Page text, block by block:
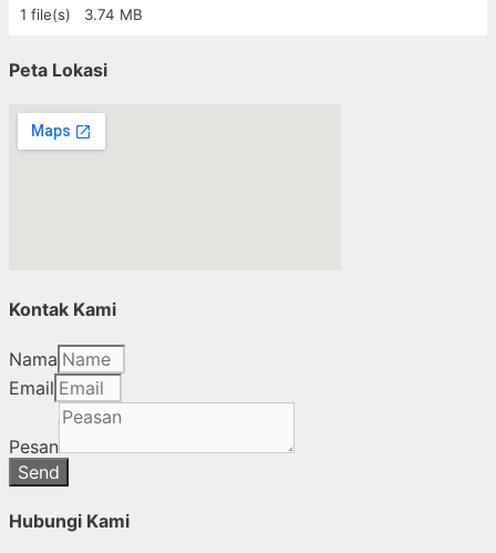
1 file(s) 3.74 MB
Peta Lokasi
Kontak Kami
Nama
Email
Pesan
Send
Hubungi Kami